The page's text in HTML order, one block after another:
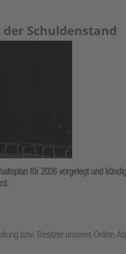
Schuldenstand
für 2026 vorgelegt und
bzw. Besitzer unseres Online-